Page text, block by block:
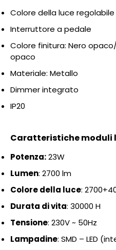
Colore della luce regolabile
Interruttore a pedale
Colore finitura: Nero
opaco
Materiale: Metallo
Dimmer integrato
IP20
Caratteristiche moduli
Potenza:23W
Lumen: 2700 lm
Colore della luce:
Durata di vita: 30000 H
Tensione: 230V ~ 50Hz
Lampadine: SMD – LED